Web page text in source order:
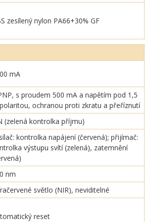
zesílený nylon PA66+30% GF
mA
s proudem 500 mA a napětím pod 1,5
ochranou proti zkratu a přeříznutí
(zelená kontrolka příjmu)
kontrolka napájení (červená); přijímač:
výstupu svítí (zelená), zatemnění
nm
světlo (NIR), neviditelné
reset